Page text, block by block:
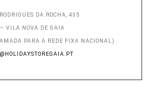
DA ROCHA, 435
VILA NOVA DE GAIA
PARA A REDE FIXA NACIONAL)